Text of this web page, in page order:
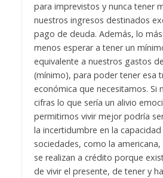
para imprevistos y nunca tener
nuestros ingresos destinados
pago de deuda. Además, lo
menos esperar a tener un
equivalente a nuestros gastos
(mínimo), para poder tener esa
económica que necesitamos. Si
cifras lo que sería un alivio
permitirnos vivir mejor podría
la incertidumbre en la
sociedades, como la
se realizan a crédito porque
de vivir el presente, de tener y